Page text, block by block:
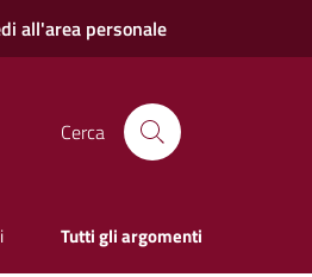
all'area personale
Cerca
Tutti gli argomenti